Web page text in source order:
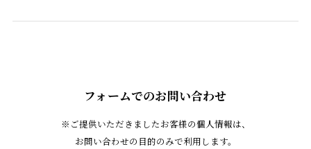
フォームでのお問い合わせ
※ご提供いただきましたお客様の個人情報は、
お問い合わせの目的のみで利用します。